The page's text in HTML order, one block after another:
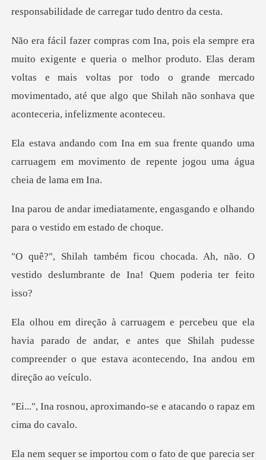
melhor produto. Elas deram
voltas e mais voltas por todo o grande mercado
movimen
quando uma
carruagem em movimento de repe
te, engasgando e olhando
para
a. Ah, não. O
vestido deslumbrante d
parado de andar, e antes que Shilah pudesse
compreender
oximando-se e atacando o
u com o fato de que parec